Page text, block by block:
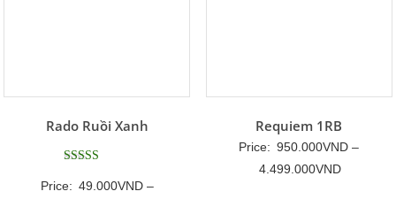
Rado Ruồi Xanh
hạng
Price: 49.000VND –
Requiem 1RB
Price: 950.000VND –
4.499.000VNDKhoảng